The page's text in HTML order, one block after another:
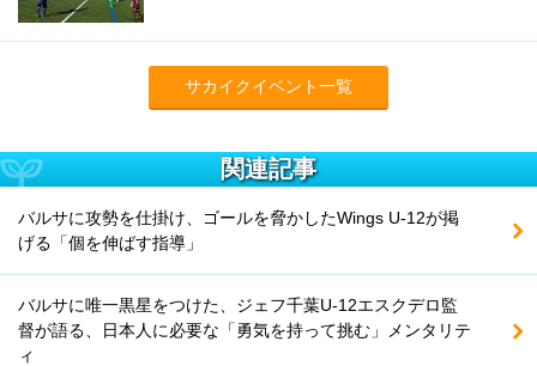
サカイクイベント一覧
関連記事
バルサに攻勢を仕掛け、ゴールを脅かしたWings U-12が掲
げる「個を伸ばす指導」
バルサに唯一黒星をつけた、ジェフ千葉U-12エスクデロ監
督が語る、日本人に必要な「勇気を持って挑む」メンタリテ
ィ